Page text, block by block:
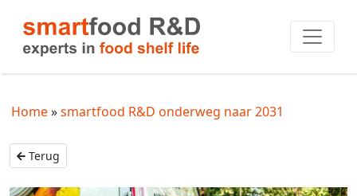
Home smartfood R&D onderweg naar 2031
Terug